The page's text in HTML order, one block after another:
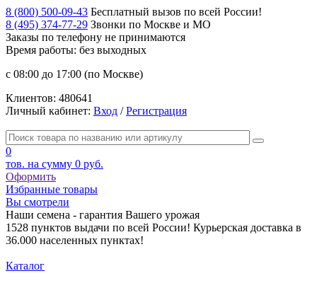
8 (800) 500-09-43 Бесплатный вызов по всей России!
8 (495) 374-77-29 Звонки по Москве и МО
Заказы по телефону не принимаются
Время работы: без выходных
с 08:00 до 17:00 (по Москве)
Клиентов: 480641
Личный кабинет: Вход /Регистрация
0
тов. на сумму 0 руб.
Оформить
Избранные товары
Вы смотрели
Наши семена - гарантия Вашего урожая
1528 пунктов выдачи по всей России! Курьерская доставка в
36.000 населенных пунктах!
Каталог